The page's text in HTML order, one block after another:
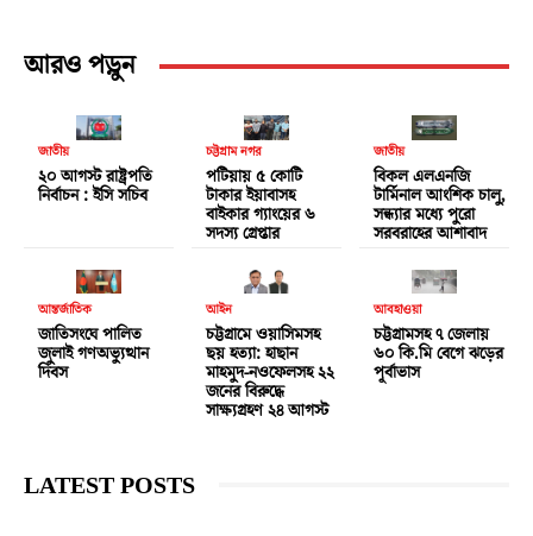
আরও পড়ুন
জাতীয়
২০ আগস্ট রাষ্ট্রপতি
নির্বাচন : ইসি সচিব
চট্টগ্রাম নগর
পটিয়ায় ৫ কোটি
টাকার ইয়াবাসহ
বাইকার গ্যাংয়ের ৬
সদস্য গ্রেপ্তার
জাতীয়
বিকল এলএনজি
টার্মিনাল আংশিক চালু,
সন্ধ্যার মধ্যে পুরো
সরবরাহের আশাবাদ
আন্তর্জাতিক
জাতিসংঘে পালিত
জুলাই গণঅভ্যুত্থান
দিবস
আইন
চট্টগ্রামে ওয়াসিমসহ
ছয় হত্যা: হাছান
মাহমুদ-নওফেলসহ ২২
জনের বিরুদ্ধে
সাক্ষ্যগ্রহণ ২৪ আগস্ট
আবহাওয়া
চট্টগ্রামসহ ৭ জেলায়
৬০ কি.মি বেগে ঝড়ের
পূর্বাভাস
LATEST POSTS